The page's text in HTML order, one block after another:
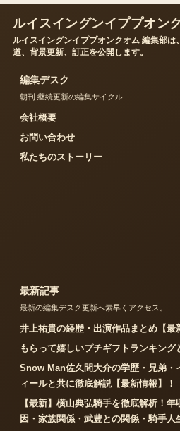
ルイスイングンイププオン
ルイスイングンイププオンクオム 編集部は
道、背景更新、訂正を公開します。
編集デスク
朝刊 継続更新の編集サイクル
会社概要
お問い合わせ
私たちのストーリー
最新記事
最新の編集デスク更新へ素早くアクセス。
井上祐貴の経歴・出演作品まとめ【最
もらって嬉しいプチギフトランキング
Snow Man佐久間大介の学歴・兄弟・
ィールと共に徹底解説【最新情報】！
【最新】横山典弘騎手を徹底解析！
因・家族関係・武豊との関係・騎手人